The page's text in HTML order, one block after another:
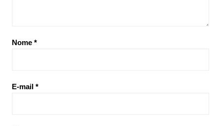
Nome *
E-mail *